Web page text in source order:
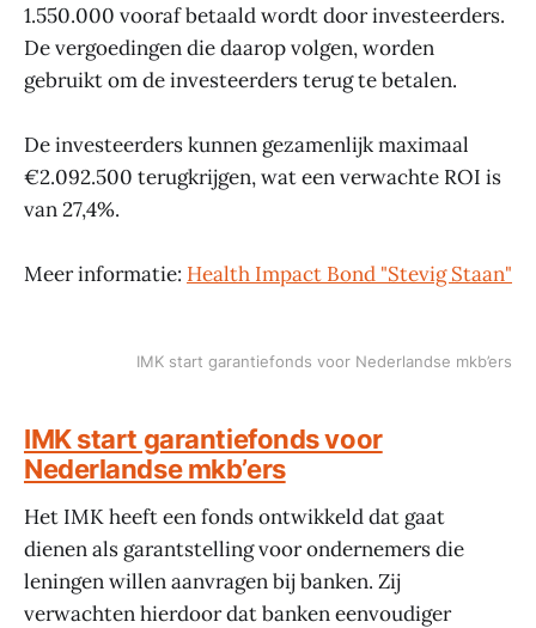
1.550.000 vooraf betaald wordt door investeerders.
De vergoedingen die daarop volgen, worden
gebruikt om de investeerders terug te betalen.
De investeerders kunnen gezamenlijk maximaal
€2.092.500 terugkrijgen, wat een verwachte ROI is
van 27,4%.
Meer informatie: Health Impact Bond "Stevig Staan"
IMK start garantiefonds voor Nederlandse mkb’ers
IMK start garantiefonds voor
Nederlandse mkb’ers
Het IMK heeft een fonds ontwikkeld dat gaat
dienen als garantstelling voor ondernemers die
leningen willen aanvragen bij banken. Zij
verwachten hierdoor dat banken eenvoudiger